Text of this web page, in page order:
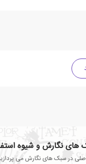
های نگارش و شیوه
در سبک های نگارش می